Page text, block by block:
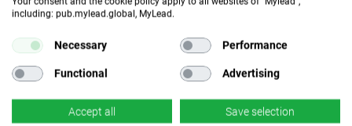
Misleading advertising
Unauthorized discount codes
Display
Native ads
including: pub.mylead.global, MyLead.
Necessary Performance
Functional Advertising
Accept all Save selection